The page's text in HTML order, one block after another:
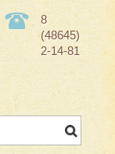
8
(48645)
2-14-81